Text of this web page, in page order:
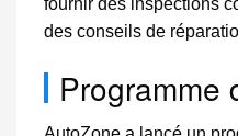
fournir des inspections
des conseils de
Programme